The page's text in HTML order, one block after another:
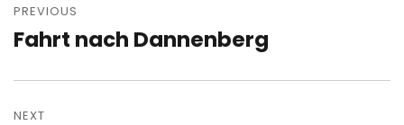
navigation
PREVIOUS
Previous
Fahrt nach Dannenberg
NEXT